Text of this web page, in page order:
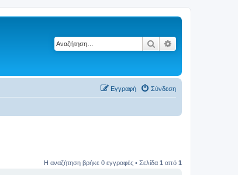
Αναζήτηση
Σύνδεση
Εγγραφή
Η αναζήτηση βρήκε 0 εγγραφές • Σελίδα 1 από 1